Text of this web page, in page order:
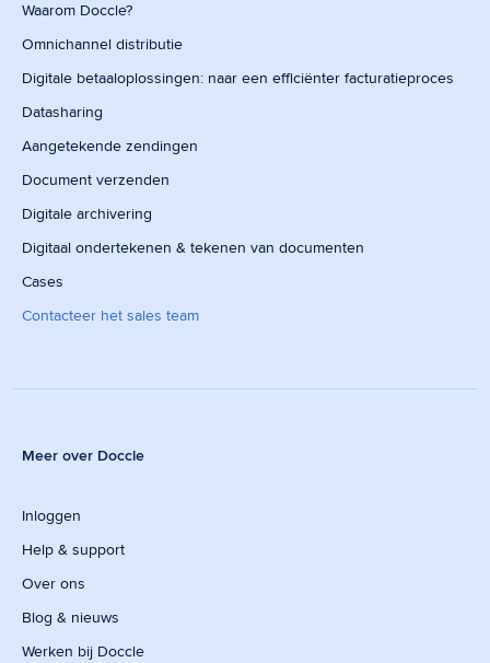
Waarom Doccle?
Omnichannel distributie
Digitale betaaloplossingen: naar een efficiënter facturatieproces
Datasharing
Aangetekende zendingen
Document verzenden
Digitale archivering
Digitaal ondertekenen & tekenen van documenten
Cases
Contacteer het sales team
Meer over Doccle
Inloggen
Help & support
Over ons
Blog & nieuws
Werken bij Doccle